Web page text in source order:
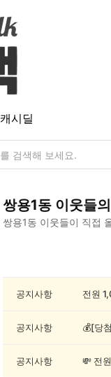
캐시딜
쌍용1동 이웃들의
쌍용1동 이웃들이 직접
1
공지사항
공지사항
공지사항